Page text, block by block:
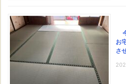
お
さ